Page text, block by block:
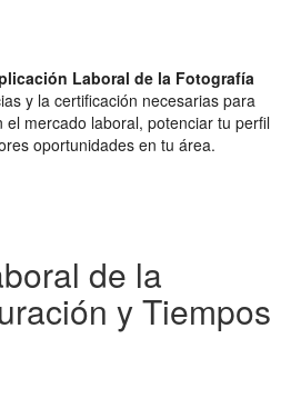
Laboral de la Fotografía
y la certificación necesarias para
mercado laboral, potenciar tu perfil
oportunidades en tu área.
de la
y Tiempos